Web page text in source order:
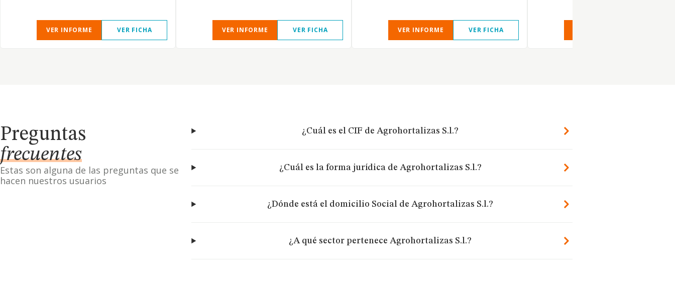
VER INFORME VER FICHA VER INFORME VER FICHA VER INFORME VER FICHA
Preguntas
frecuentes
Estas son alguna de las preguntas que se
hacen nuestros usuarios
¿Cuál es el CIF de Agrohortalizas S.l.?
¿Cuál es la forma jurídica de Agrohortalizas S.l.?
¿Dónde está el domicilio Social de Agrohortalizas S.l.?
¿A qué sector pertenece Agrohortalizas S.l.?